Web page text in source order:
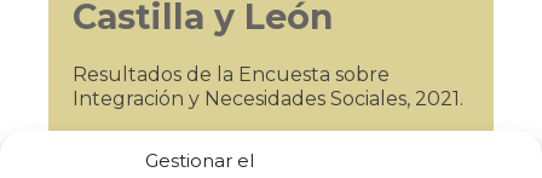
Gestionar el
Castilla y León
Resultados de la Encuesta sobre
Integración y Necesidades Sociales, 2021.
VER INFORME